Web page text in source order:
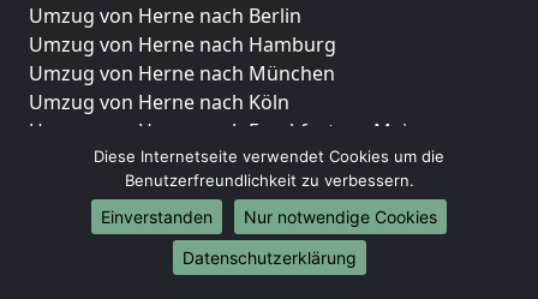
Umzug von Herne nach Berlin
Umzug von Herne nach Hamburg
Umzug von Herne nach München
Umzug von Herne nach Köln
Umzug von Herne nach Frankfurt am Main
Umzug von Herne nach Stuttgart
Umzug von Herne nach Düsseldorf
Umzug von Herne nach Leipzig
Umzug von Herne nach Dortmund
Umzug von Herne nach Essen
Diese Internetseite verwendet Cookies um die
Benutzerfreundlichkeit zu verbessern.
Einverstanden
Nur notwendige Cookies
Datenschutzerklärung